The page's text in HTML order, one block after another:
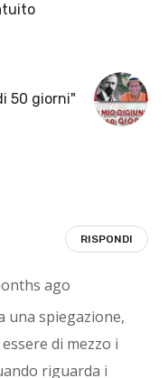
50 giorni"
ago
una spiegazione,
di mezzo i
riguarda i
RISPONDI